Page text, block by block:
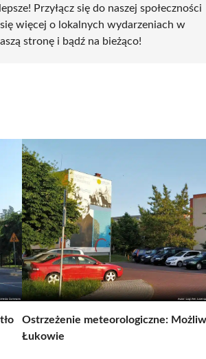
Przyłącz się do naszej społeczności
więcej o lokalnych wydarzeniach w
stronę i bądź na bieżąco!
Ostrzeżenie meteorologiczne:
Łukowie